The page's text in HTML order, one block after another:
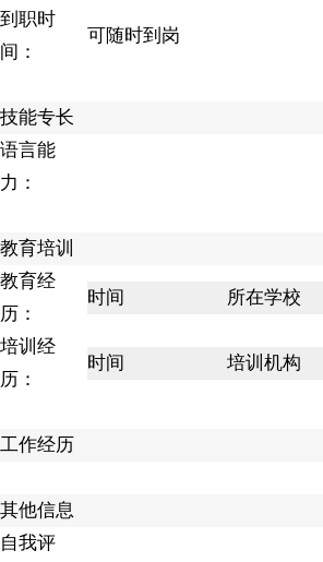
到职时
间：
可随时到岗
技能专长
语言能
力：
教育培训
教育经
历：
时间 所在学校
培训经
历：
时间 培训机构
工作经历
其他信息
自我评